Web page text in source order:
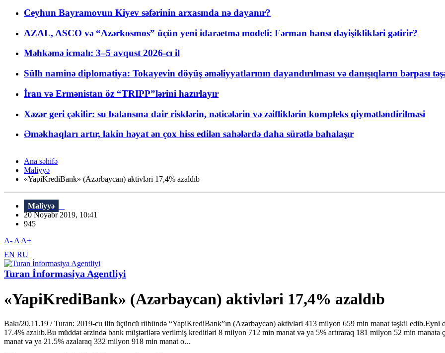
Ceyhun Bayramovun Kiyev səfərinin arxasında nə dayanır?
AZAL, ASCO və “Azərkosmos” üçün yeni idarəetmə modeli: Fərman hansı dəyişiklikləri gətirir?
Məhkəmə icmalı: 3–5 avqust 2026-cı il
Sülh naminə diplomatiya: Tokayevin döyüş əməliyyatlarının dayandırılması və danışıqların bərpası
İran və Ermənistan öz “TRIPP”lərini hazırlayır
Xəzər geri çəkilir: su balansına dair risklərin, nəticələrin və zəifliklərin kompleks qiymətləndirilməsi
Əməkhaqları artır, lakin həyat ən çox hiss edilən sahələrdə daha sürətlə bahalaşır
Ana səhifə
Maliyyə
«YapiKrediBank» (Azərbaycan) aktivləri 17,4% azaldıb
Maliyyə
20 Noyabr 2019, 10:41
945
A- A A+
EN RU
Turan İnformasiya Agentliyi
«YapiKrediBank» (Azərbaycan) aktivləri 17,4% azaldıb
Bakı/20.11.19 / Turan: 2019-cu ilin üçüncü rübündə “YapiKrediBank”ın (Azərbaycan) aktivləri 413 milyon 659 min manat təşkil
17.4% azalıb.Bu müddət ərzində bank müştərilərə verilmiş kreditləri 8 milyon 712 min manat və ya 5% artıraraq 181 milyon 52 min manata
manat və ya 21.5% azalaraq 332 milyon 918 min manat o...